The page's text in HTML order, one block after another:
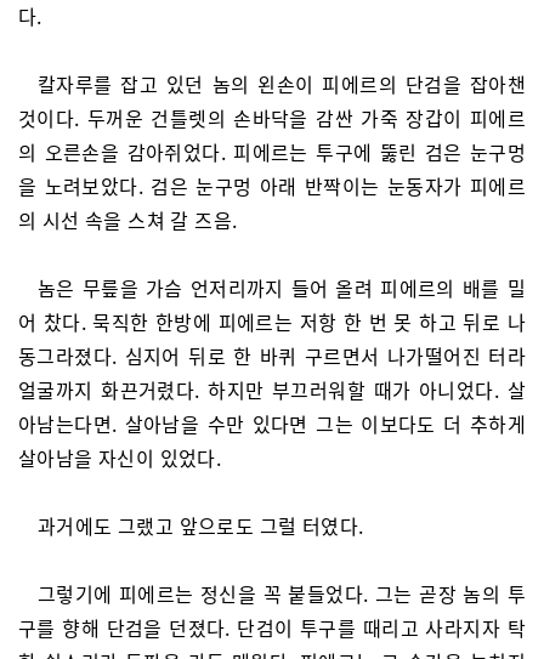
다.
칼자루를 잡고 있던 놈의 왼손이 피에르의 단검을 잡아챈
것이다. 두꺼운 건틀렛의 손바닥을 감싼 가죽 장갑이 피에르
의 오른손을 감아쥐었다. 피에르는 투구에 뚫린 검은 눈구멍
을 노려보았다. 검은 눈구멍 아래 반짝이는 눈동자가 피에르
의 시선 속을 스쳐 갈 즈음.
놈은 무릎을 가슴 언저리까지 들어 올려 피에르의 배를 밀
어 찼다. 묵직한 한방에 피에르는 저항 한 번 못 하고 뒤로 나
동그라졌다. 심지어 뒤로 한 바퀴 구르면서 나가떨어진 터라
얼굴까지 화끈거렸다. 하지만 부끄러워할 때가 아니었다. 살
아남는다면. 살아남을 수만 있다면 그는 이보다도 더 추하게
살아남을 자신이 있었다.
과거에도 그랬고 앞으로도 그럴 터였다.
그렇기에 피에르는 정신을 꼭 붙들었다. 그는 곧장 놈의 투
구를 향해 단검을 던졌다. 단검이 투구를 때리고 사라지자 탁